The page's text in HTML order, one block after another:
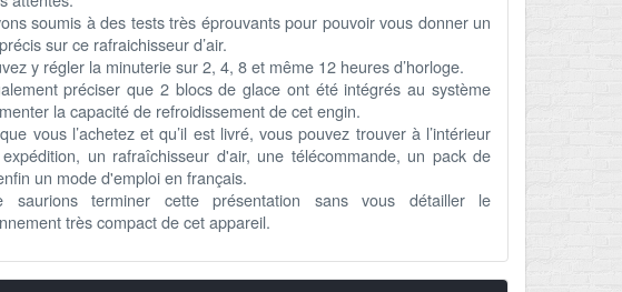
soumis à des tests très éprouvants pour pouvoir vous donner un
sur ce rafraichisseur d’air.
y régler la minuterie sur 2, 4, 8 et même 12 heures d’horloge.
préciser que 2 blocs de glace ont été intégrés au système
la capacité de refroidissement de cet engin.
vous l’achetez et qu’il est livré, vous pouvez trouver à l’intérieur
un rafraîchisseur d'air, une télécommande, un pack de
un mode d'emploi en français.
saurions terminer cette présentation sans vous détailler le
très compact de cet appareil.